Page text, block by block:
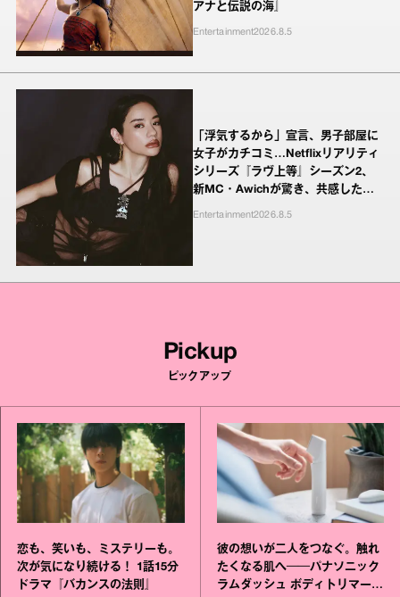
アナと伝説の海』
Entertainment2026.8.5
「浮気するから」宣言、男子部屋に
女子がカチコミ…Netflixリアリティ
シリーズ『ラヴ上等』シーズン2、
新MC・Awichが驚き、共感したヤ
Entertainment2026.8.5
Pickup
ピックアップ
恋も、笑いも、ミステリーも。
次が気になり続ける！ 1話15分
ドラマ『バカンスの法則』
彼の想いが二人をつなぐ。触れ
たくなる肌へ──パナソニック
ラムダッシュ ボディトリマーが